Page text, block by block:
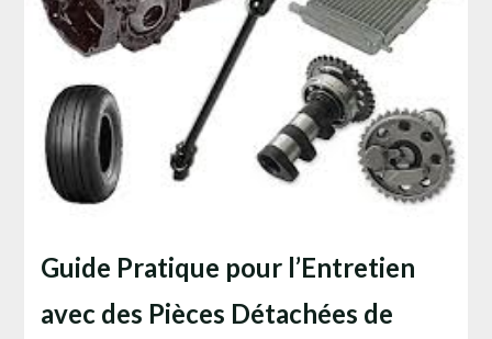
Guide Pratique pour l’Entretien
avec des Pièces Détachées de